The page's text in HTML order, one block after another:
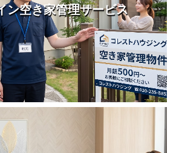
ン空き家管理サービス